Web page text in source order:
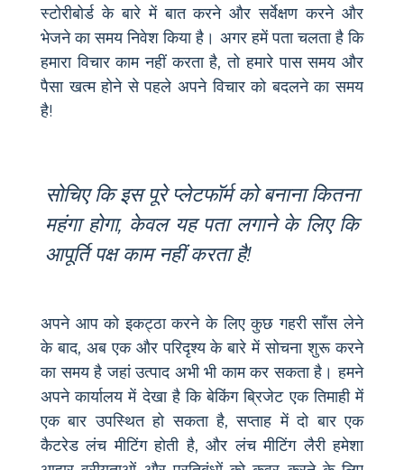
स्टोरीबोर्ड के बारे में बात करने और सर्वेक्षण करने और
भेजने का समय निवेश किया है। अगर हमें पता चलता है कि
हमारा विचार काम नहीं करता है, तो हमारे पास समय और
पैसा खत्म होने से पहले अपने विचार को बदलने का समय
है!
सोचिए कि इस पूरे प्लेटफॉर्म को बनाना कितना
महंगा होगा, केवल यह पता लगाने के लिए कि
आपूर्ति पक्ष काम नहीं करता है!
अपने आप को इकट्ठा करने के लिए कुछ गहरी साँस लेने
के बाद, अब एक और परिदृश्य के बारे में सोचना शुरू करने
का समय है जहां उत्पाद अभी भी काम कर सकता है। हमने
अपने कार्यालय में देखा है कि बेकिंग ब्रिजेट एक तिमाही में
एक बार उपस्थित हो सकता है, सप्ताह में दो बार एक
कैटरेड लंच मीटिंग होती है, और लंच मीटिंग लैरी हमेशा